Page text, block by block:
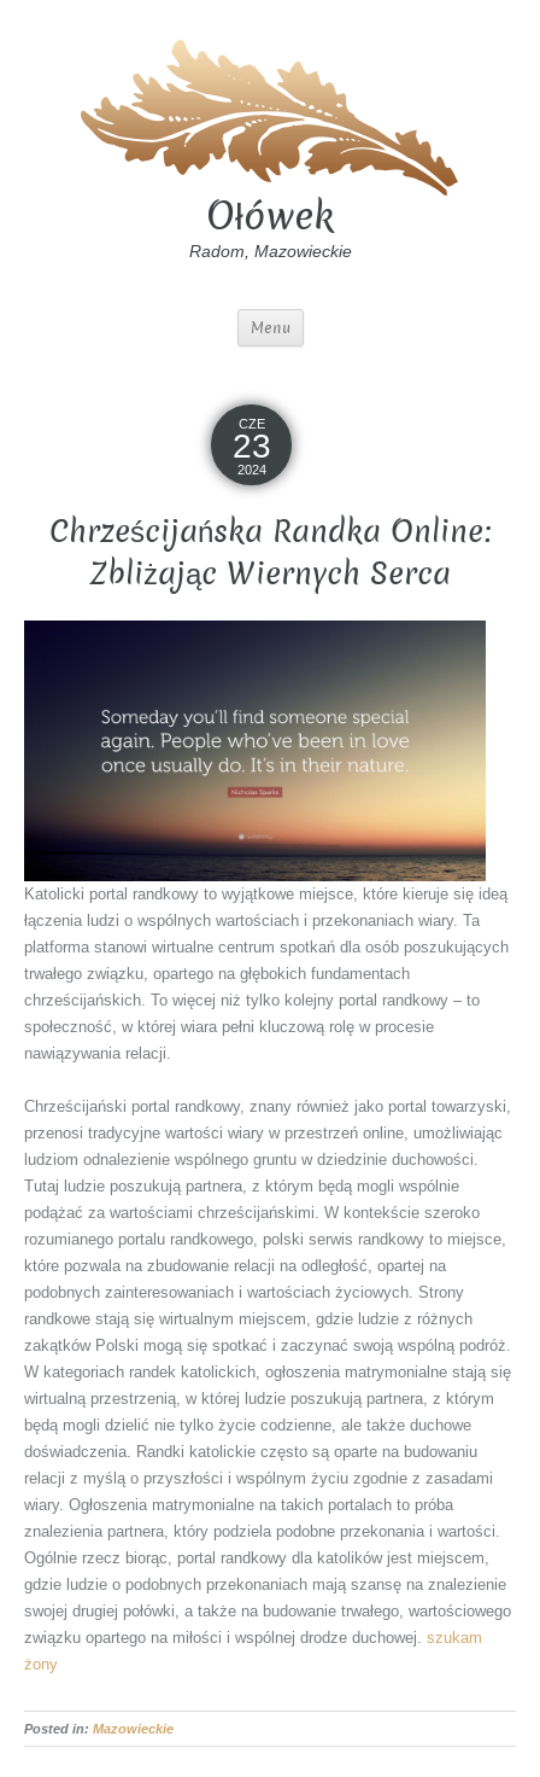
Ołówek
Radom, Mazowieckie
Menu
CZE
23
2024
Chrześcijańska Randka Online:
Zbliżając Wiernych Serca
Katolicki portal randkowy to wyjątkowe miejsce, które kieruje się ideą
łączenia ludzi o wspólnych wartościach i przekonaniach wiary. Ta
platforma stanowi wirtualne centrum spotkań dla osób poszukujących
trwałego związku, opartego na głębokich fundamentach
chrześcijańskich. To więcej niż tylko kolejny portal randkowy – to
społeczność, w której wiara pełni kluczową rolę w procesie
nawiązywania relacji.
Chrześcijański portal randkowy, znany również jako portal towarzyski,
przenosi tradycyjne wartości wiary w przestrzeń online, umożliwiając
ludziom odnalezienie wspólnego gruntu w dziedzinie duchowości.
Tutaj ludzie poszukują partnera, z którym będą mogli wspólnie
podążać za wartościami chrześcijańskimi. W kontekście szeroko
rozumianego portalu randkowego, polski serwis randkowy to miejsce,
które pozwala na zbudowanie relacji na odległość, opartej na
podobnych zainteresowaniach i wartościach życiowych. Strony
randkowe stają się wirtualnym miejscem, gdzie ludzie z różnych
zakątków Polski mogą się spotkać i zaczynać swoją wspólną podróż.
W kategoriach randek katolickich, ogłoszenia matrymonialne stają się
wirtualną przestrzenią, w której ludzie poszukują partnera, z którym
będą mogli dzielić nie tylko życie codzienne, ale także duchowe
doświadczenia. Randki katolickie często są oparte na budowaniu
relacji z myślą o przyszłości i wspólnym życiu zgodnie z zasadami
wiary. Ogłoszenia matrymonialne na takich portalach to próba
znalezienia partnera, który podziela podobne przekonania i wartości.
Ogólnie rzecz biorąc, portal randkowy dla katolików jest miejscem,
gdzie ludzie o podobnych przekonaniach mają szansę na znalezienie
swojej drugiej połówki, a także na budowanie trwałego, wartościowego
związku opartego na miłości i wspólnej drodze duchowej. szukam
żony
Posted in: Mazowieckie